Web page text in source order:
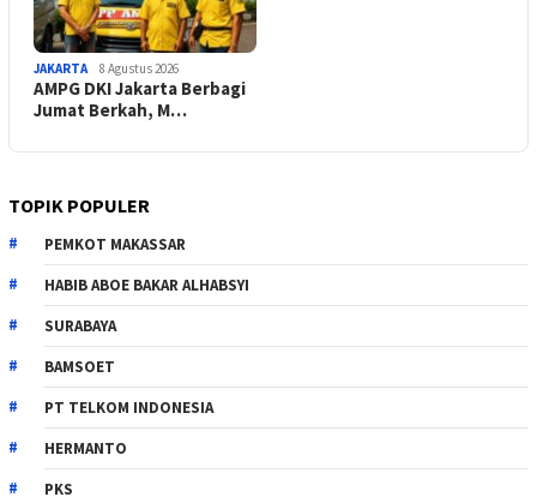
JAKARTA 8 Agustus 2026
AMPG DKI Jakarta Berbagi
Jumat Berkah, M…
TOPIK POPULER
PEMKOT MAKASSAR
HABIB ABOE BAKAR ALHABSYI
SURABAYA
BAMSOET
PT TELKOM INDONESIA
HERMANTO
PKS